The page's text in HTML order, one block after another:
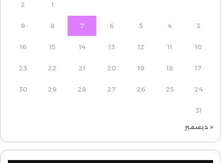
1
2
3
4
5
6
7
8
9
10
11
12
13
14
15
16
17
18
19
20
21
22
23
24
25
26
27
28
29
30
31
« ديسمبر